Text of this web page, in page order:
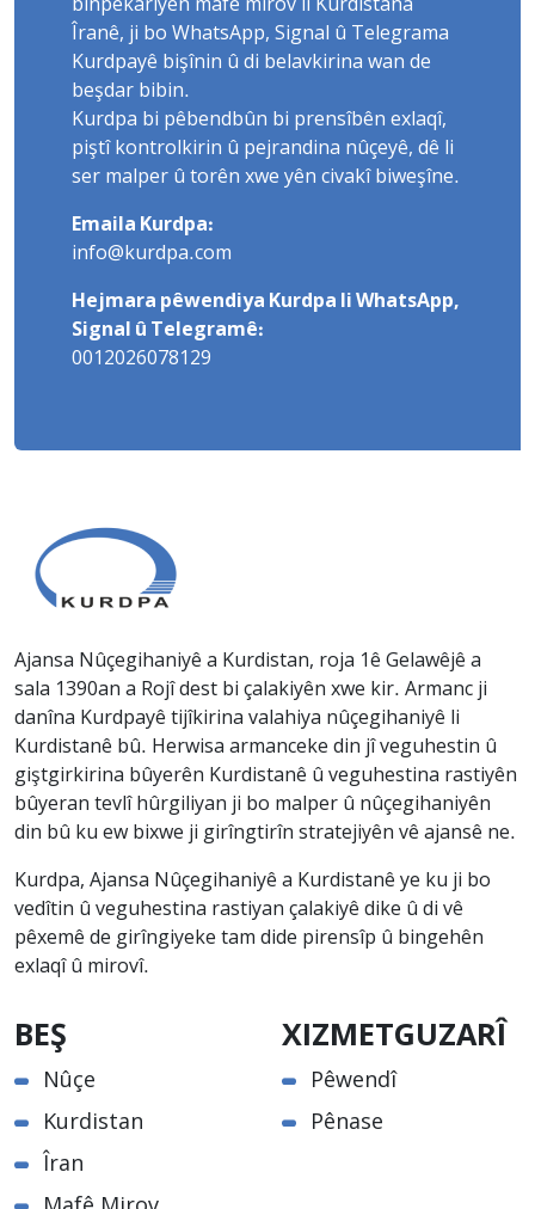
binpêkariyên mafê mirov li Kurdistana
Îranê, ji bo WhatsApp, Signal û Telegrama
Kurdpayê bişînin û di belavkirina wan de
beşdar bibin.
Kurdpa bi pêbendbûn bi prensîbên exlaqî,
piştî kontrolkirin û pejrandina nûçeyê, dê li
ser malper û torên xwe yên civakî biweşîne.
Emaila Kurdpa:
info@kurdpa.com
Hejmara pêwendiya Kurdpa li WhatsApp,
Signal û Telegramê:
0012026078129
Ajansa Nûçegihaniyê a Kurdistan, roja 1ê Gelawêjê a
sala 1390an a Rojî dest bi çalakiyên xwe kir. Armanc ji
danîna Kurdpayê tijîkirina valahiya nûçegihaniyê li
Kurdistanê bû. Herwisa armanceke din jî veguhestin û
giştgirkirina bûyerên Kurdistanê û veguhestina rastiyên
bûyeran tevlî hûrgiliyan ji bo malper û nûçegihaniyên
din bû ku ew bixwe ji girîngtirîn stratejiyên vê ajansê ne.
Kurdpa, Ajansa Nûçegihaniyê a Kurdistanê ye ku ji bo
vedîtin û veguhestina rastiyan çalakiyê dike û di vê
pêxemê de girîngiyeke tam dide pirensîp û bingehên
exlaqî û mirovî.
BEŞ
Nûçe
Kurdistan
Îran
XIZMETGUZARÎ
Pêwendî
Pênase